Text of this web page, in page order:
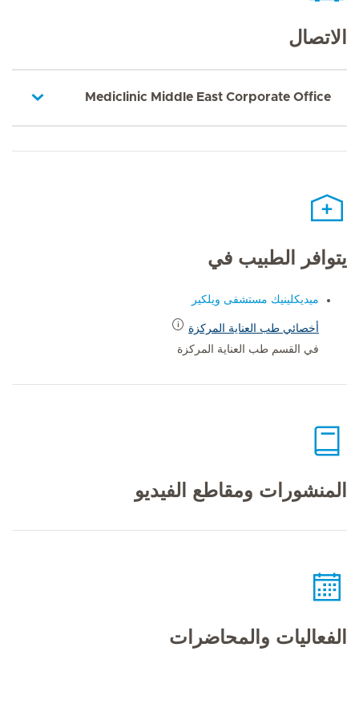
الاتصال
Mediclinic Middle East Corporate Office
يتوافر الطبيب في
ميديكلينيك مستشفى ويلكير
أخصائي طب العناية المركزة
في القسم طب العناية المركزة
المنشورات ومقاطع الفيديو
الفعاليات والمحاضرات